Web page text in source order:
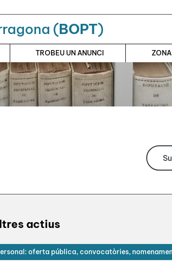
(BOPT)
TROBEU UN ANUNCI ZONA
actius
oferta pública, convocatòries,